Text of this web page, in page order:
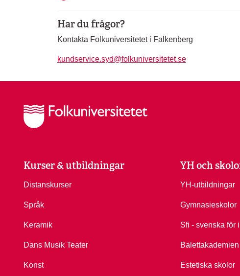
Har du frågor?
Kontakta Folkuniversitetet i Falkenberg
kundservice.syd@folkuniversitetet.se
Kurser & utbildningar
Distanskurser
Språk
Keramik
Dans Musik Teater
Konst
YH och
YH-utbildningar
Gymnasieskolor
Sfi - svenska för
Estetiska skolor